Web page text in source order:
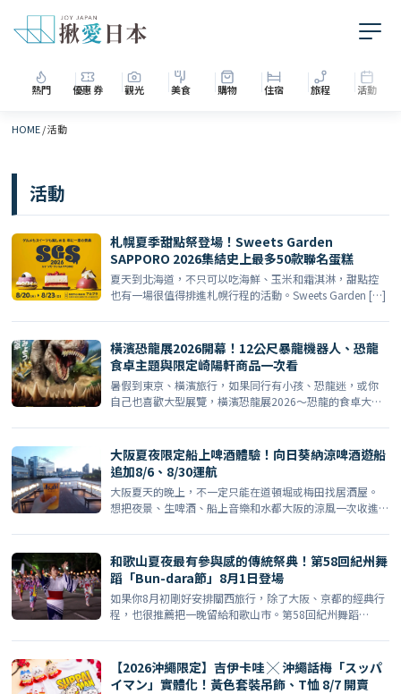
熱門 優惠券 觀光 美食 購物 住宿 旅程 活動
HOME/活動
活動
札幌夏季甜點祭登場！Sweets Garden
SAPPORO 2026集結史上最多50款聯名蛋糕
夏天到北海道，不只可以吃海鮮、玉米和霜淇淋，甜點控
也有一場很值得排進札幌行程的活動。Sweets Garden […]
橫濱恐龍展2026開幕！12公尺暴龍機器人、恐龍
食卓主題與限定崎陽軒商品一次看
暑假到東京、橫濱旅行，如果同行有小孩、恐龍迷，或你
自己也喜歡大型展覽，橫濱恐龍展2026～恐龍的食卓大圖
大阪夏夜限定船上啤酒體驗！向日葵納涼啤酒遊船
追加8/6、8/30運航
大阪夏天的晚上，不一定只能在道頓堀或梅田找居酒屋。
想把夜景、生啤酒、船上音樂和水都大阪的涼風一次收進
和歌山夏夜最有參與感的傳統祭典！第58回紀州舞
蹈「Bun-dara節」8月1日登場
如果你8月初剛好安排關西旅行，除了大阪、京都的經典行
程，也很推薦把一晚留給和歌山市。第58回紀州舞蹈
【2026沖繩限定】吉伊卡哇 ╳ 沖繩話梅「スッパ
イマン」實體化！黃色套裝吊飾、T恤 8/7 開賣